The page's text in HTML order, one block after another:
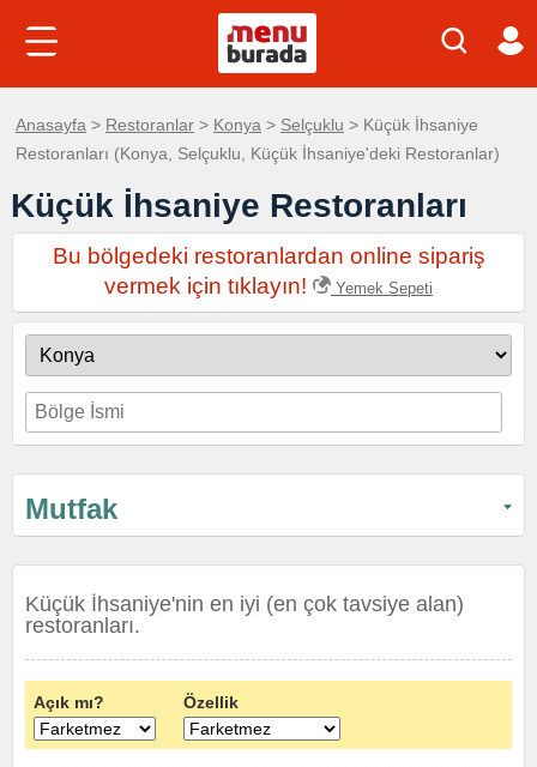
Anasayfa > Restoranlar > Konya > Selçuklu > Küçük İhsaniye
Restoranları (Konya, Selçuklu, Küçük İhsaniye'deki Restoranlar)
Küçük İhsaniye Restoranları
Bu bölgedeki restoranlardan online sipariş
vermek için tıklayın!
Yemek Sepeti
Mutfak
Küçük İhsaniye'nin en iyi (en çok tavsiye alan)
restoranları.
Açık mı? Özellik